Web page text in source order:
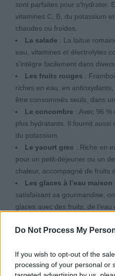
Do Not Process My
If you wish to opt-out of the
processing of your personal or
sont parfaites pour s’hydrater.
vitamines C, B, du potassium
chaudes ou froides.
La salade : La laitue
eau, vitamines et électrolytes
s’intègre facilement dans
Les fruits rouges :
riches en eau, en
être consommés seuls, dans
Le concombre : Avec 96 %
plus hydratants. Il fournit aussi
du potassium.
Le yaourt grec : Riche en
pour un petit-déjeuner ou un
chaleur, accompagné de fruits
Les glaces à l’eau maison
satisfaisant sa gourmandise,
glaces avec des fruits, de